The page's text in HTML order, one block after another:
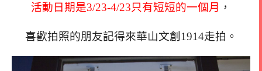
活動日期是3/23-4/23只有短短的一個月 ，
喜歡拍照的朋友記得來華山文創1914走拍。